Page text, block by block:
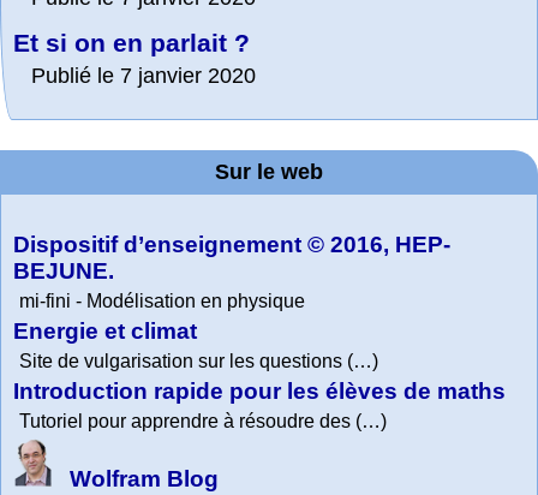
Et si on en parlait ?
Publié le 7 janvier 2020
Sur le web
Dispositif d’enseignement © 2016, HEP-
BEJUNE.
mi-fini - Modélisation en physique
Energie et climat
Site de vulgarisation sur les questions (…)
Introduction rapide pour les élèves de maths
Tutoriel pour apprendre à résoudre des (…)
Wolfram Blog